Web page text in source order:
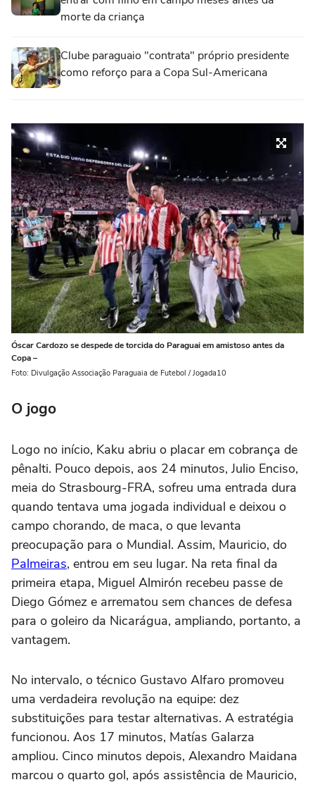
morte da criança
Clube paraguaio "contrata" próprio presidente
como reforço para a Copa Sul-Americana
Óscar Cardozo se despede de torcida do Paraguai em amistoso antes da
Copa –
Foto: Divulgação Associação Paraguaia de Futebol / Jogada10
O jogo
Logo no início, Kaku abriu o placar em cobrança de
pênalti. Pouco depois, aos 24 minutos, Julio Enciso,
meia do Strasbourg-FRA, sofreu uma entrada dura
quando tentava uma jogada individual e deixou o
campo chorando, de maca, o que levanta
preocupação para o Mundial. Assim, Mauricio, do
Palmeiras, entrou em seu lugar. Na reta final da
primeira etapa, Miguel Almirón recebeu passe de
Diego Gómez e arrematou sem chances de defesa
para o goleiro da Nicarágua, ampliando, portanto, a
vantagem.
No intervalo, o técnico Gustavo Alfaro promoveu
uma verdadeira revolução na equipe: dez
substituições para testar alternativas. A estratégia
funcionou. Aos 17 minutos, Matías Galarza
ampliou. Cinco minutos depois, Alexandro Maidana
marcou o quarto gol, após assistência de Mauricio,